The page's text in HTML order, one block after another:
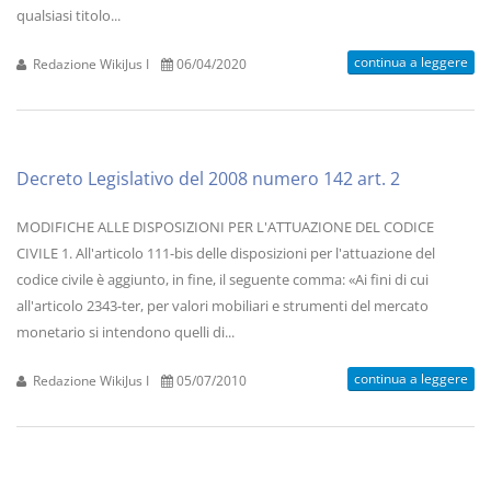
qualsiasi titolo...
Redazione WikiJus I 06/04/2020 continua a leggere
Decreto Legislativo del 2008 numero 142 art. 2
MODIFICHE ALLE DISPOSIZIONI PER L'ATTUAZIONE DEL CODICE
CIVILE 1. All'articolo 111-bis delle disposizioni per l'attuazione del
codice civile è aggiunto, in fine, il seguente comma: «Ai fini di cui
all'articolo 2343-ter, per valori mobiliari e strumenti del mercato
monetario si intendono quelli di...
Redazione WikiJus I 05/07/2010 continua a leggere